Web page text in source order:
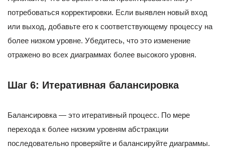
потребоваться корректировки. Если выявлен новый вход
или выход, добавьте его к соответствующему процессу на
более низком уровне. Убедитесь, что это изменение
отражено во всех диаграммах более высокого уровня.
Шаг 6: Итеративная балансировка
Балансировка — это итеративный процесс. По мере
перехода к более низким уровням абстракции
последовательно проверяйте и балансируйте диаграммы.